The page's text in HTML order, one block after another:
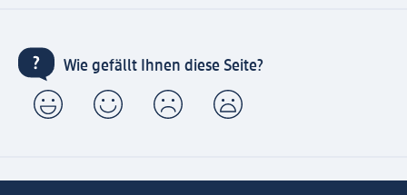
Wie gefällt Ihnen diese Seite?